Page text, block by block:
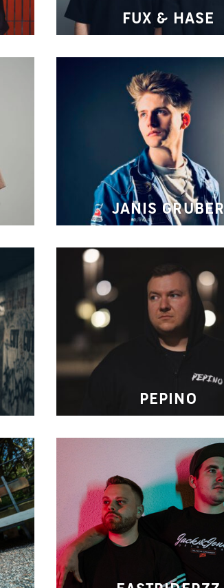
FUX & HASE
JANIS GRUBER
PEPINO